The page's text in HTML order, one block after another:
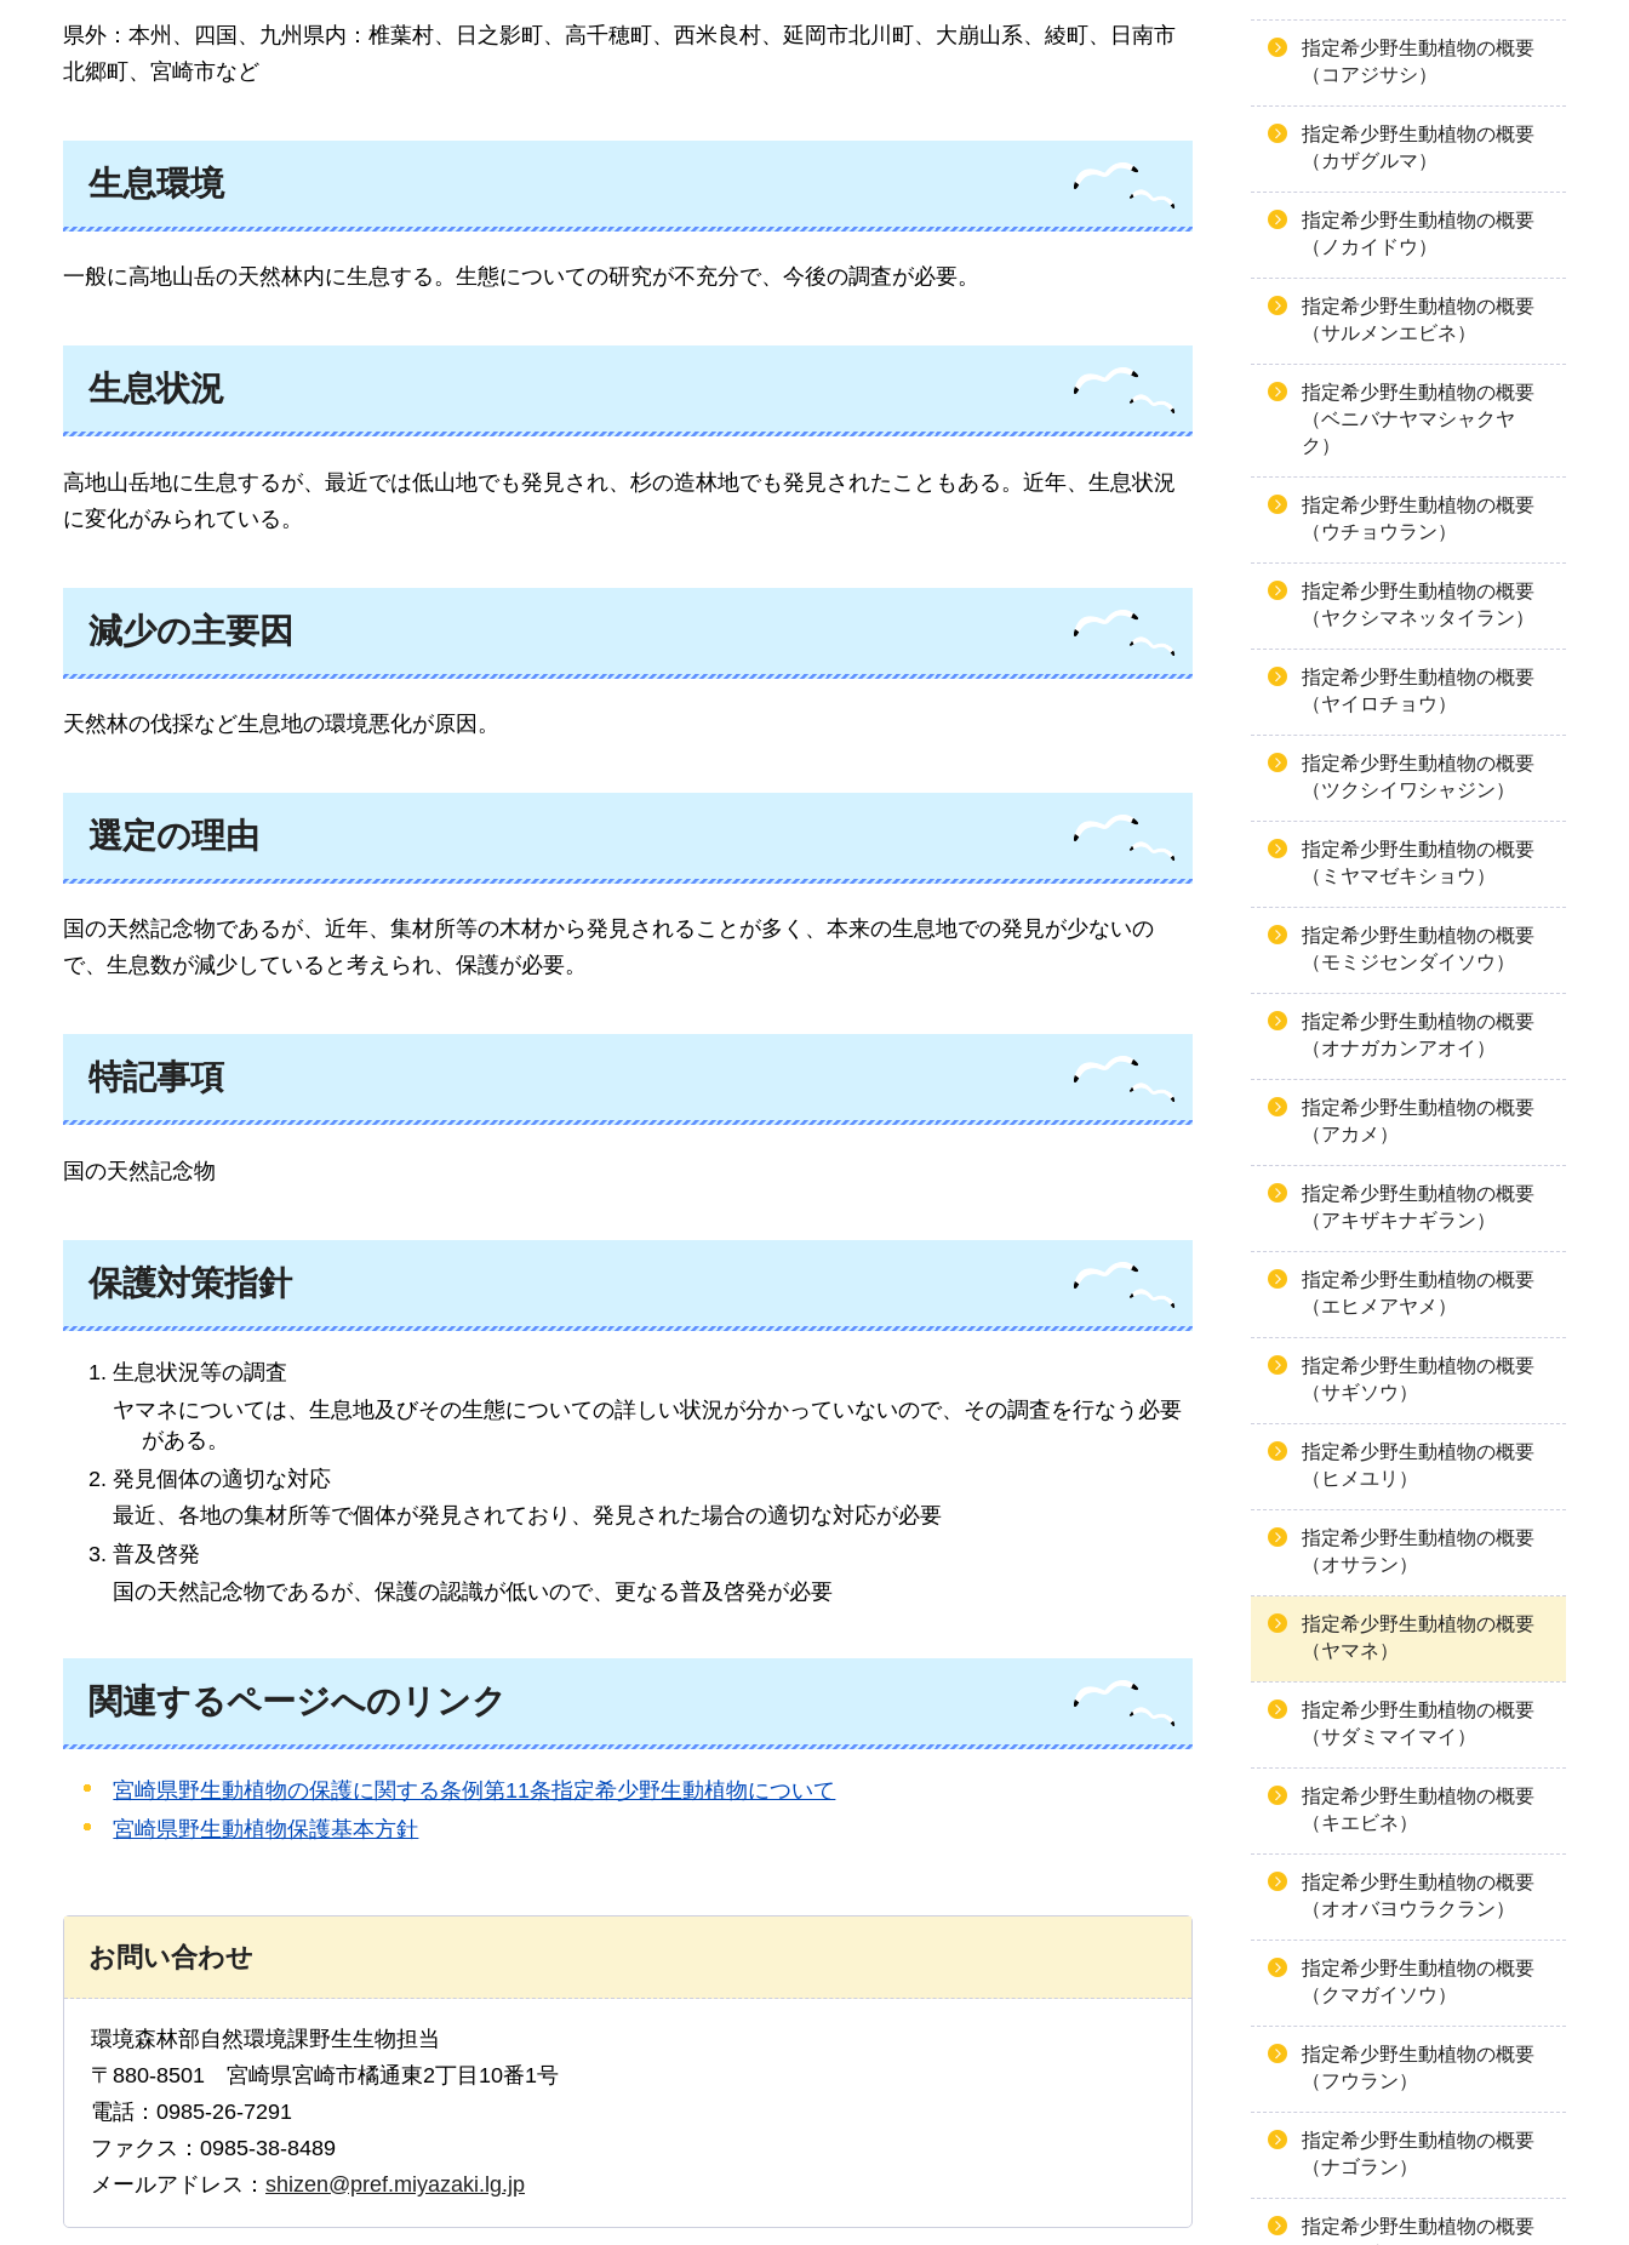
県外：本州、四国、九州県内：椎葉村、日之影町、高千穂町、西米良村、延岡市北川町、大崩山系、綾町、日南市
北郷町、宮崎市など
生息環境
一般に高地山岳の天然林内に生息する。生態についての研究が不充分で、今後の調査が必要。
生息状況
高地山岳地に生息するが、最近では低山地でも発見され、杉の造林地でも発見されたこともある。近年、生息状況
に変化がみられている。
減少の主要因
天然林の伐採など生息地の環境悪化が原因。
選定の理由
国の天然記念物であるが、近年、集材所等の木材から発見されることが多く、本来の生息地での発見が少ないの
で、生息数が減少していると考えられ、保護が必要。
特記事項
国の天然記念物
保護対策指針
生息状況等の調査
ヤマネについては、生息地及びその生態についての詳しい状況が分かっていないので、その調査を行なう必要
がある。
発見個体の適切な対応
最近、各地の集材所等で個体が発見されており、発見された場合の適切な対応が必要
普及啓発
国の天然記念物であるが、保護の認識が低いので、更なる普及啓発が必要
関連するページへのリンク
宮崎県野生動植物の保護に関する条例第11条指定希少野生動植物について
宮崎県野生動植物保護基本方針
お問い合わせ
環境森林部自然環境課野生生物担当
〒880-8501 宮崎県宮崎市橘通東2丁目10番1号
電話：0985-26-7291
ファクス：0985-38-8489
メールアドレス： shizen@pref.miyazaki.lg.jp
指定希少野生動植物の概要
（コアジサシ）
指定希少野生動植物の概要
（カザグルマ）
指定希少野生動植物の概要
（ノカイドウ）
指定希少野生動植物の概要
（サルメンエビネ）
指定希少野生動植物の概要
（ベニバナヤマシャクヤ
ク）
指定希少野生動植物の概要
（ウチョウラン）
指定希少野生動植物の概要
（ヤクシマネッタイラン）
指定希少野生動植物の概要
（ヤイロチョウ）
指定希少野生動植物の概要
（ツクシイワシャジン）
指定希少野生動植物の概要
（ミヤマゼキショウ）
指定希少野生動植物の概要
（モミジセンダイソウ）
指定希少野生動植物の概要
（オナガカンアオイ）
指定希少野生動植物の概要
（アカメ）
指定希少野生動植物の概要
（アキザキナギラン）
指定希少野生動植物の概要
（エヒメアヤメ）
指定希少野生動植物の概要
（サギソウ）
指定希少野生動植物の概要
（ヒメユリ）
指定希少野生動植物の概要
（オサラン）
指定希少野生動植物の概要
（ヤマネ）
指定希少野生動植物の概要
（サダミマイマイ）
指定希少野生動植物の概要
（キエビネ）
指定希少野生動植物の概要
（オオバヨウラクラン）
指定希少野生動植物の概要
（クマガイソウ）
指定希少野生動植物の概要
（フウラン）
指定希少野生動植物の概要
（ナゴラン）
指定希少野生動植物の概要